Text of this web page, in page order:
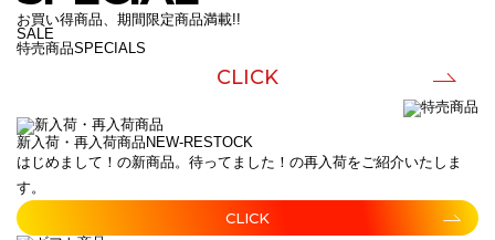
お買い得商品、期間限定商品満載!!
SALE
特売商品SPECIALS
CLICK
新入荷・再入荷商品 NEW-RESTOCK
はじめまして！の新商品。待ってました！の再入荷をご紹介いたしま
す。
CLICK